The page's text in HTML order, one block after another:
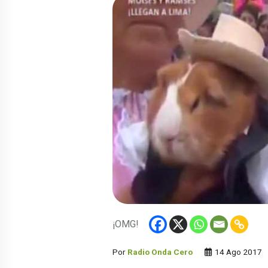
¡OMG!
Por Radio Onda Cero 14 Ago 2017